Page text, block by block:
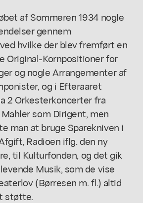
af Sommeren 1934 nogle
gennem
hvilke der blev fremført en
Original-Kornpositioner for
og nogle Arrangementer af
og i Efteraaret
2 Orkesterkoncerter fra
som Dirigent, men
man at bruge Sparekniven i
Radioen iflg. den ny
til Kulturfonden, og det gik
Musik, som de vise
(Børresen m. fl.) altid
støtte.